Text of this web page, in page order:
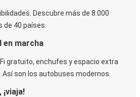
Descubre más de 8.000
40 países.
en marcha
gratuito, enchufes y espacio extra
Así son los autobuses modernos.